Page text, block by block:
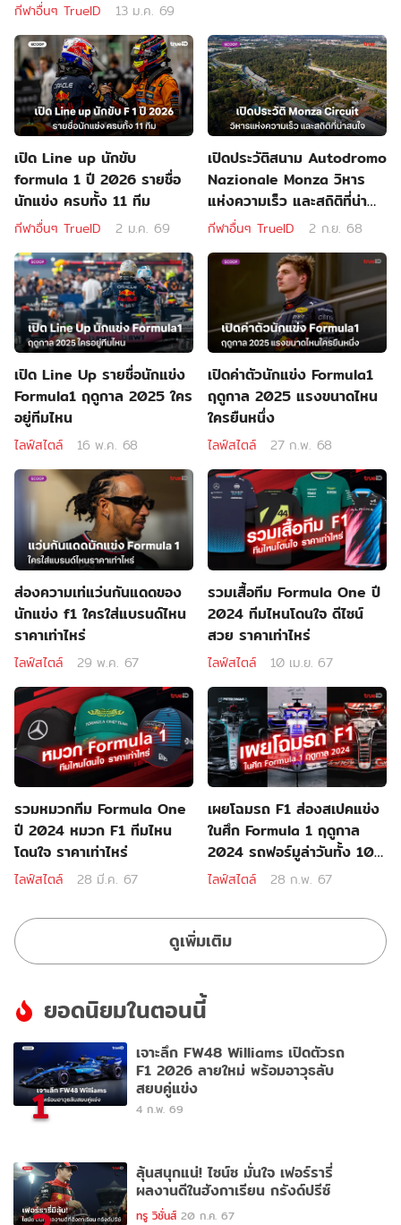
กีฬาอื่นๆ TrueID 13 ม.ค. 69
เปิด Line up นักขับ
formula 1 ปี 2026 รายชื่อ
นักแข่ง ครบทั้ง 11 ทีม
กีฬาอื่นๆ TrueID 2 ม.ค. 69
เปิดประวัติสนาม Autodromo
Nazionale Monza วิหาร
แห่งความเร็ว และสถิติที่น่า
สนใจ
กีฬาอื่นๆ TrueID 2 ก.ย. 68
เปิด Line Up รายชื่อนักแข่ง
Formula1 ฤดูกาล 2025 ใคร
อยู่ทีมไหน
ไลฟ์สไตล์ 16 พ.ค. 68
เปิดค่าตัวนักแข่ง Formula1
ฤดูกาล 2025 แรงขนาดไหน
ใครยืนหนึ่ง
ไลฟ์สไตล์ 27 ก.พ. 68
ส่องความเท่แว่นกันแดดของ
นักแข่ง f1 ใครใส่แบรนด์ไหน
ราคาเท่าไหร่
ไลฟ์สไตล์ 29 พ.ค. 67
รวมเสื้อทีม Formula One ปี
2024 ทีมไหนโดนใจ ดีไซน์
สวย ราคาเท่าไหร่
ไลฟ์สไตล์ 10 เม.ย. 67
รวมหมวกทีม Formula One
ปี 2024 หมวก F1 ทีมไหน
โดนใจ ราคาเท่าไหร่
ไลฟ์สไตล์ 28 มี.ค. 67
เผยโฉมรถ F1 ส่องสเปคแข่ง
ในศึก Formula 1 ฤดูกาล
2024 รถฟอร์มูล่าวันทั้ง 10
ทีม
ไลฟ์สไตล์ 28 ก.พ. 67
ดูเพิ่มเติม
ยอดนิยมในตอนนี้
1
เจาะลึก FW48 Williams เปิดตัวรถ
F1 2026 ลายใหม่ พร้อมอาวุธลับ
สยบคู่แข่ง
4 ก.พ. 69
ลุ้นสนุกแน่! ไซน์ซ มั่นใจ เฟอร์รารี่
ผลงานดีในฮังกาเรียน กรังด์ปรีซ์
ทรู วิชั่นส์ 20 ก.ค. 67